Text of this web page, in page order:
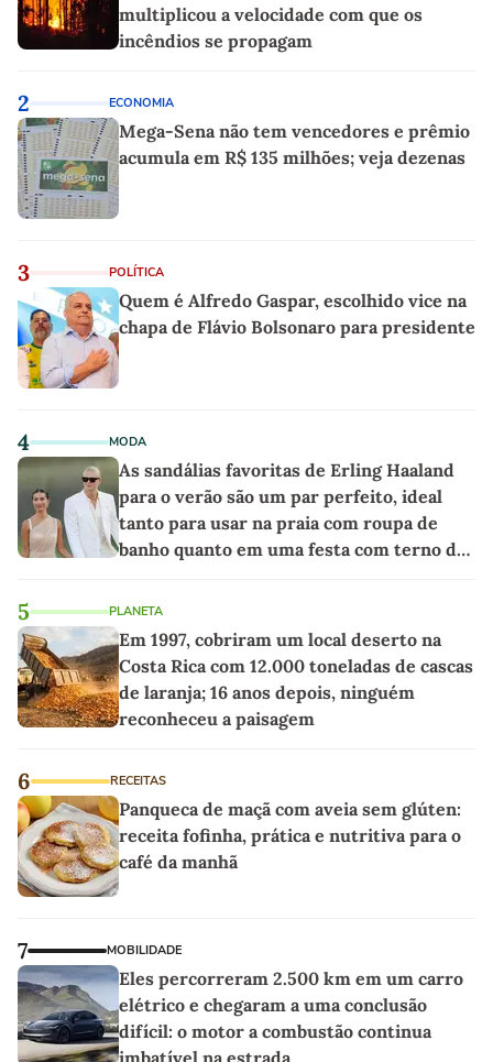
multiplicou a velocidade com que os
incêndios se propagam
2 ECONOMIA
Mega-Sena não tem vencedores e prêmio
acumula em R$ 135 milhões; veja dezenas
3 POLÍTICA
Quem é Alfredo Gaspar, escolhido vice na
chapa de Flávio Bolsonaro para presidente
4 MODA
As sandálias favoritas de Erling Haaland
para o verão são um par perfeito, ideal
tanto para usar na praia com roupa de
banho quanto em uma festa com terno de
5 PLANETA
Em 1997, cobriram um local deserto na
Costa Rica com 12.000 toneladas de cascas
de laranja; 16 anos depois, ninguém
reconheceu a paisagem
6 RECEITAS
Panqueca de maçã com aveia sem glúten:
receita fofinha, prática e nutritiva para o
café da manhã
7 MOBILIDADE
Eles percorreram 2.500 km em um carro
elétrico e chegaram a uma conclusão
difícil: o motor a combustão continua
imbatível na estrada